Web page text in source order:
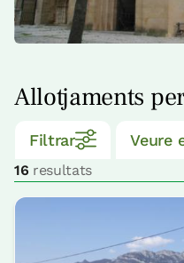
Allotjaments
Filtrar Veure
16 resultats